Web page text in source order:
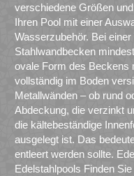
verschiedene Größen
Ihren Pool mit einer
Wasserzubehör. Bei
Stahlwandbecken
ovale Form des Beckens
vollständig im Boden
Metallwänden – ob rund
Abdeckung, die verzinkt
die kältebeständige
ausgelegt ist. Das
entleert werden sollte.
Edelstahlpools Finden